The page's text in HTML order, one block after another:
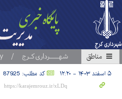
مناطق
۵ اسفند ۱۴۰۳ - ۱۲:۲۰ کد مطلب: 87925